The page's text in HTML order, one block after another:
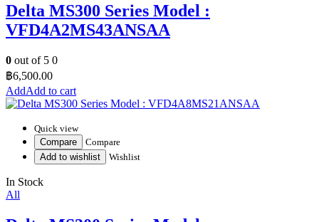
Delta MS300 Series Model :
VFD4A2MS43ANSAA
0 out of 5 0
฿6,500.00
Add to cart
Quick view
Compare
Compare
Add to wishlist
Wishlist
In Stock
All